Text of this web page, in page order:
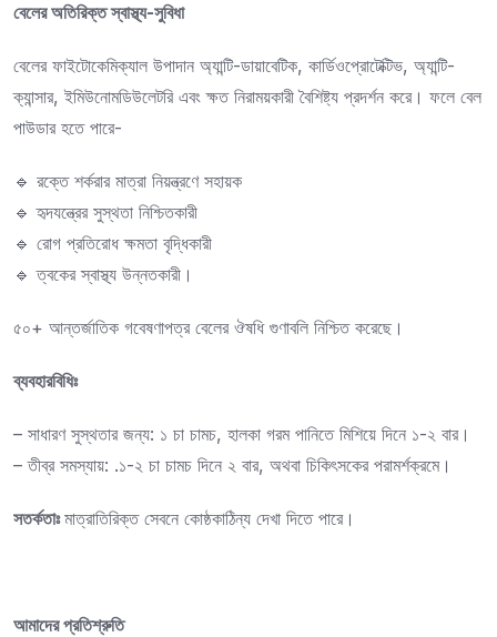
বেলের অতিরিক্ত স্বাস্থ্য-সুবিধা
বেলের ফাইটোকেমিক্যাল উপাদান অ্যান্টি-ডায়াবেটিক, কার্ডিওপ্রোটেক্টিভ, অ্যান্টি-
ক্যান্সার, ইমিউনোমডিউলেটরি এবং ক্ষত নিরাময়কারী বৈশিষ্ট্য প্রদর্শন করে। ফলে বেল
পাউডার হতে পারে-
🔹 রক্তে শর্করার মাত্রা নিয়ন্ত্রণে সহায়ক
🔹 হৃদযন্ত্রের সুস্থতা নিশ্চিতকারী
🔹 রোগ প্রতিরোধ ক্ষমতা বৃদ্ধিকারী
🔹 ত্বকের স্বাস্থ্য উন্নতকারী।
৫০+ আন্তর্জাতিক গবেষণাপত্র বেলের ঔষধি গুণাবলি নিশ্চিত করেছে।
ব্যবহারবিধিঃ
– সাধারণ সুস্থতার জন্য: ১ চা চামচ, হালকা গরম পানিতে মিশিয়ে দিনে ১-২ বার।
– তীব্র সমস্যায়: .১-২ চা চামচ দিনে ২ বার, অথবা চিকিৎসকের পরামর্শক্রমে।
সতর্কতাঃমাত্রাতিরিক্ত সেবনে কোষ্ঠকাঠিন্য দেখা দিতে পারে।
আমাদের প্রতিশ্রুতি